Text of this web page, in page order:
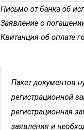
Письмо от банка об
Заявление о
Квитанция об оплате
Пакет документов
регистрационной
регистрационная
заявления и